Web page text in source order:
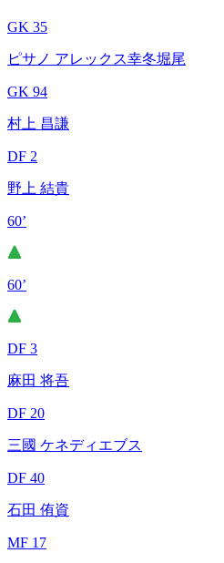
GK 35
ピサノ アレックス幸冬堀尾
GK 94
村上 昌謙
DF 2
野上 結貴
60’
60’
DF 3
麻田 将吾
DF 20
三國 ケネディエブス
DF 40
石田 侑資
MF 17